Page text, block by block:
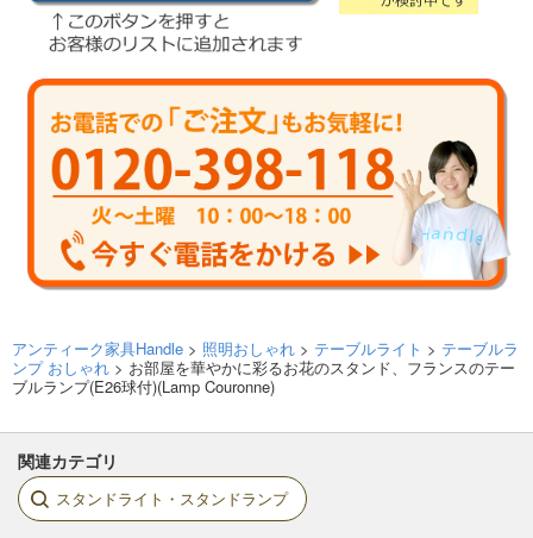
アンティーク家具Handle > 照明おしゃれ > テーブルライト > テーブルラ
ンプ おしゃれ > お部屋を華やかに彩るお花のスタンド、フランスのテー
ブルランプ(E26球付)(Lamp Couronne)
関連カテゴリ
スタンドライト・スタンドランプ